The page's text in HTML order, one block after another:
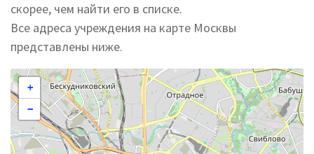
скорее, чем найти его в списке.
Все адреса учреждения на карте Москвы
представлены ниже.
+
−